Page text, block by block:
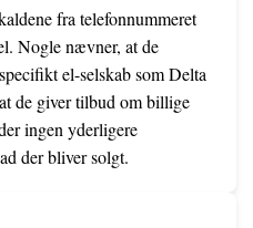
fra telefonnummeret
Nogle nævner, at de
el-selskab som Delta
de giver tilbud om billige
ingen yderligere
der bliver solgt.